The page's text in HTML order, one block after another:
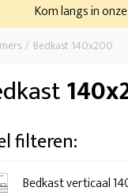
Kom langs in
Bedkast 140x200
filteren:
Bedkast verticaal